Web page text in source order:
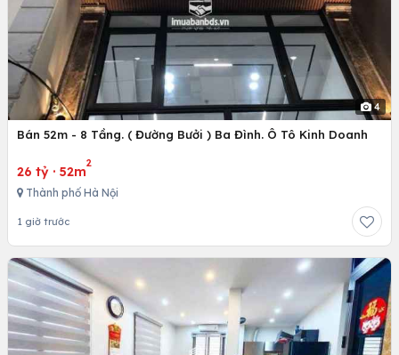
4
Bán 52m - 8 Tầng. ( Đường Bưởi ) Ba Đình. Ô Tô Kinh Doanh
26 tỷ · 52m
2
Thành phố Hà Nội
1 giờ trước